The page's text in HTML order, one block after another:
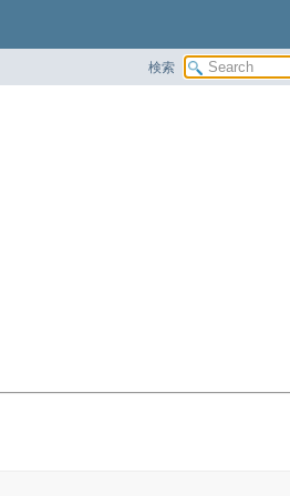
検索